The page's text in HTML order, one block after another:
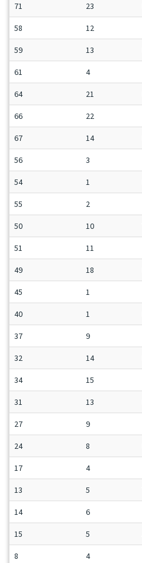
71 23
58 12
59 13
61 4
64 21
66 22
67 14
56 3
54 1
55 2
50 10
51 11
49 18
45 1
40 1
37 9
32 14
34 15
31 13
27 9
24 8
17 4
13 5
14 6
15 5
8 4